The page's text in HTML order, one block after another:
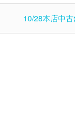
10/28本店中